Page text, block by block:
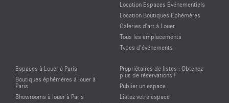
Location Espaces Événementiels
Location Boutiques Ephémères
Galeries d'art à Louer
Tous les emplacements
Types d’événements
Espaces à Louer à Paris
Boutiques éphémères à louer à
Paris
Showrooms à louer à Paris
Propriétaires de listes : Obtenez
plus de réservations !
Publier un espace
Listez votre espace